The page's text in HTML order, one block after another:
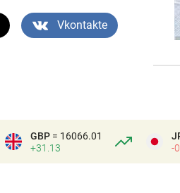
Vkontakte
GBP = 16066.01
+31.13
-